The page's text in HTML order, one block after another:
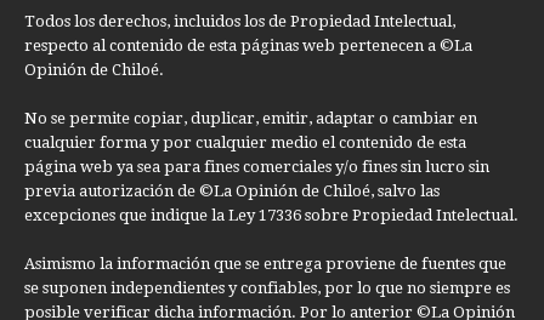
Todos los derechos, incluidos los de Propiedad Intelectual,
respecto al contenido de esta páginas web pertenecen a ©La
Opinión de Chiloé.
No se permite copiar, duplicar, emitir, adaptar o cambiar en
cualquier forma y por cualquier medio el contenido de esta
página web ya sea para fines comerciales y/o fines sin lucro sin
previa autorización de ©La Opinión de Chiloé, salvo las
excepciones que indique la Ley 17336 sobre Propiedad Intelectual.
Asimismo la información que se entrega proviene de fuentes que
se suponen independientes y confiables, por lo que no siempre es
posible verificar dicha información. Por lo anterior ©La Opinión